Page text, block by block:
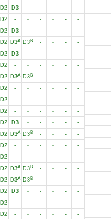
D2 D3 - - - - -
D2 - - - - - -
D2 D3 - - - - -
D2 D3A D3B - - - -
D2 D3 - - - - -
D2 - - - - - -
D2 D3A D3B - - - -
D2 - - - - - -
D2 - - - - - -
D2 - - - - - -
D2 D3 - - - - -
D2 D3A D3B - - - -
D2 - - - - - -
D2 - - - - - -
D2 D3A D3B - - - -
D2 D3A D3B - - - -
D2 D3 - - - - -
D2 - - - - - -
D2 - - - - -
-